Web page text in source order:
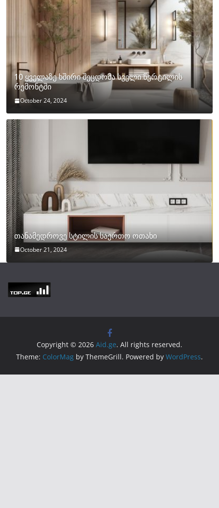
10 ყველაზე ხშირი შეცდომა სველი წერტილის
რემონტში
October 24, 2024
თანამედროვე სტილის საერთო ოთახი
October 21, 2024
Copyright © 2026 Aid.ge. All rights reserved.
Theme: ColorMag by ThemeGrill. Powered by WordPress.